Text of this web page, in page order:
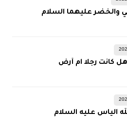
عليهما السلام
كانت رجلا ام أرض
الياس عليه السلام